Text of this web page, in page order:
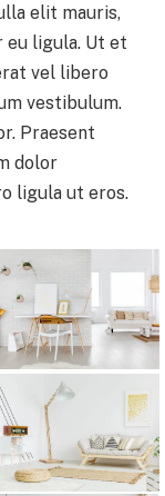
elit mauris,
eu ligula. Ut et
vel libero
vestibulum.
Praesent
dolor
ligula ut eros.